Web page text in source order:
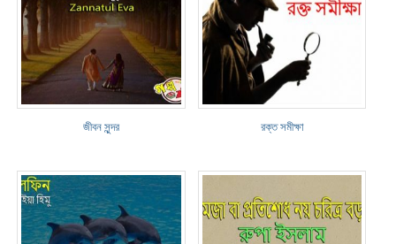
জীবন সুন্দর রক্ত সমীক্ষা